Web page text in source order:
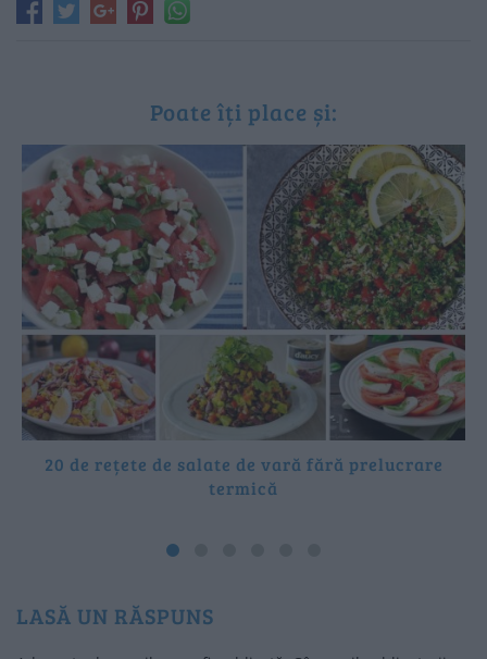
Poate îți place și:
20 de rețete de salate de vară fără prelucrare
termică
LASĂ UN RĂSPUNS